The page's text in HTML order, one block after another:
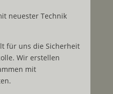
neuester Technik
für uns die Sicherheit
Wir erstellen
mit